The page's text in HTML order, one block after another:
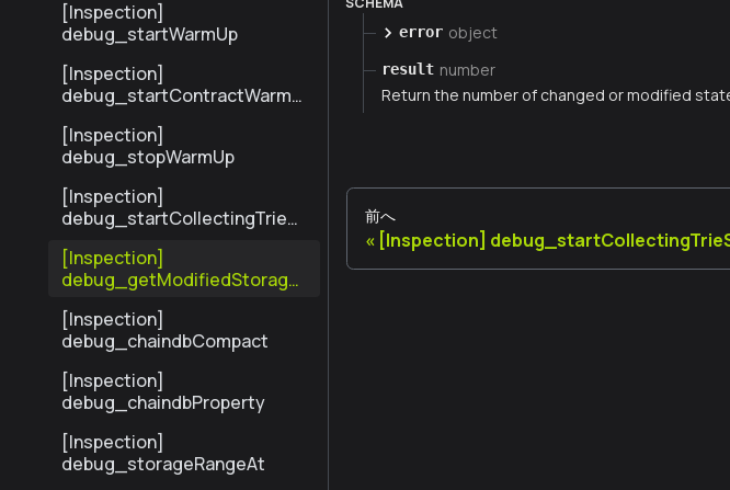
[Inspection]
debug_startWarmUp
[Inspection]
debug_startContractWarmU
[Inspection]
debug_stopWarmUp
[Inspection]
debug_startCollectingTrieSt
[Inspection]
debug_getModifiedStorage
[Inspection]
debug_chaindbCompact
[Inspection]
debug_chaindbProperty
[Inspection]
debug_storageRangeAt
error object
result number
Return the number of changed or modified
前へ
[Inspection]